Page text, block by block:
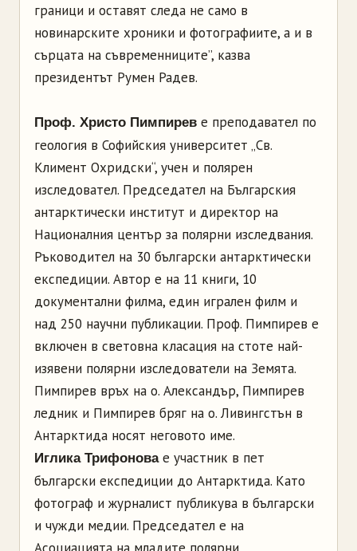
граници и оставят следа не само в
новинарските хроники и фотографиите, а и в
сърцата на съвременниците”, казва
президентът Румен Радев.
Проф. Христо Пимпирев е преподавател по
геология в Софийския университет „Св.
Климент Охридски“, учен и полярен
изследовател. Председател на Българския
антарктически институт и директор на
Националния център за полярни изследвания.
Ръководител на 30 български антарктически
експедиции. Автор е на 11 книги, 10
документални филма, един игрален филм и
над 250 научни публикации. Проф. Пимпирев е
включен в световна класация на стоте най-
изявени полярни изследователи на Земята.
Пимпирев връх на о. Александър, Пимпирев
ледник и Пимпирев бряг на о. Ливингстън в
Антарктида носят неговото име.
Иглика Трифонова е участник в пет
български експедиции до Антарктида. Като
фотограф и журналист публикува в български
и чужди медии. Председател е на